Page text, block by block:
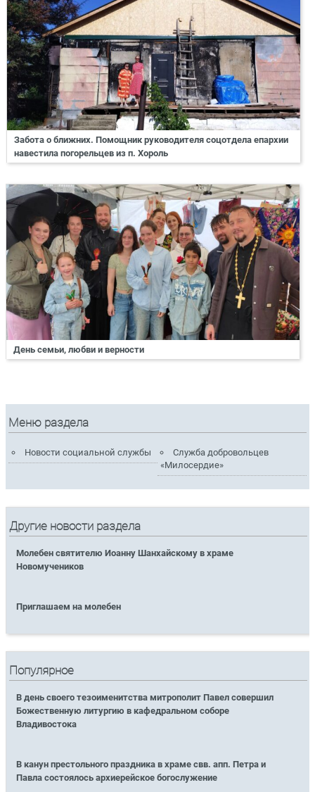
Забота о ближних. Помощник руководителя соцотдела епархии
навестила погорельцев из п. Хороль
День семьи, любви и верности
Меню раздела
Новости социальной службы
Служба добровольцев
«Милосердие»
Другие новости раздела
Молебен святителю Иоанну Шанхайскому в храме
Новомучеников
Приглашаем на молебен
Популярное
В день своего тезоименитства митрополит Павел совершил
Божественную литургию в кафедральном соборе
Владивостока
В канун престольного праздника в храме свв. апп. Петра и
Павла состоялось архиерейское богослужение